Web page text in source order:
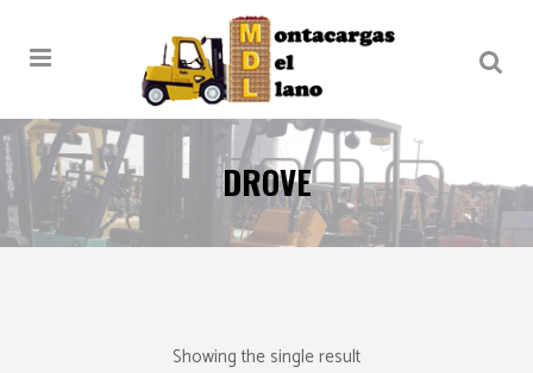
DROVE
Showing the single result